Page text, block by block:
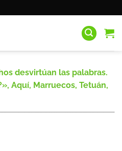
desvirtúan las palabras.
Aquí, Marruecos, Tetuán,